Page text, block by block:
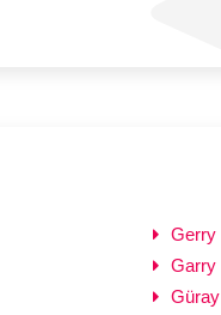
Gerry
Garry
Güray